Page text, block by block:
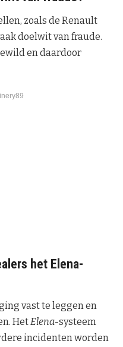
zoals de Renault
doelwit van fraude.
en daardoor
het Elena-
vast te leggen en
HetElena-systeem
incidenten worden